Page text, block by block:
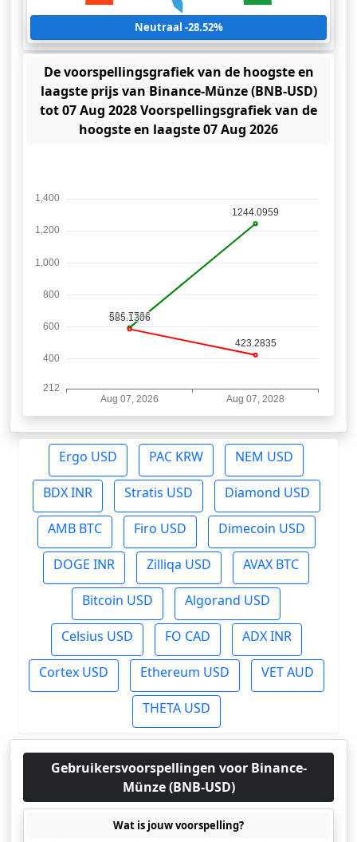
Neutraal -28.52%
De voorspellingsgrafiek van de hoogste en
laagste prijs van Binance-Münze (BNB-USD)
tot 07 Aug 2028 Voorspellingsgrafiek van de
hoogste en laagste 07 Aug 2026
Ergo USD PAC KRW NEM USD
BDX INR Stratis USD Diamond USD
AMB BTC Firo USD Dimecoin USD
DOGE INR Zilliqa USD AVAX BTC
Bitcoin USD Algorand USD
Celsius USD FO CAD ADX INR
Cortex USD Ethereum USD VET AUD
THETA USD
Gebruikersvoorspellingen voor Binance-
Münze (BNB-USD)
Wat is jouw voorspelling?